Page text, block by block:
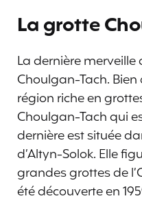
La grotte
La dernière
Choulgan-Tach.
région riche en
Choulgan-Tach qui
dernière est située
d’Altyn-Solok. Elle
grandes grottes de
été découverte en